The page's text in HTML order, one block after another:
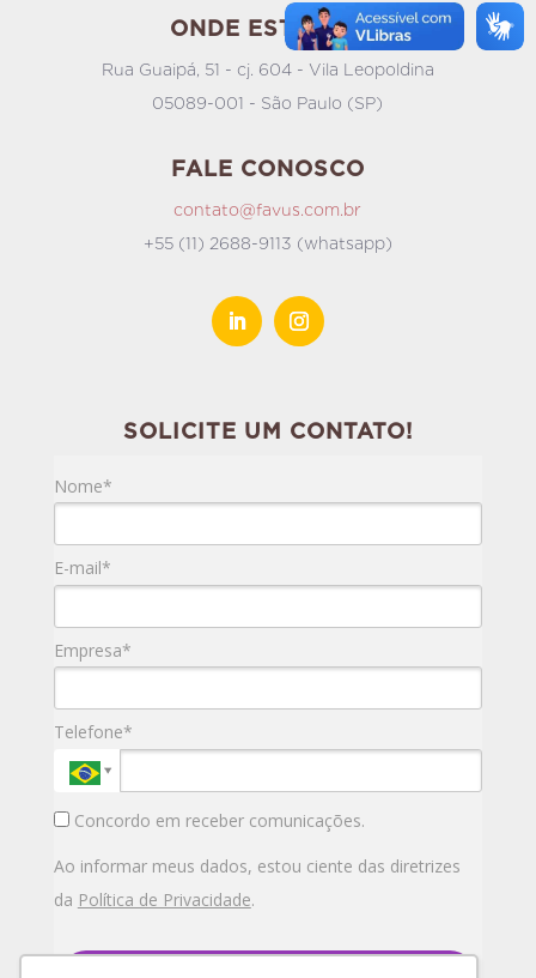
ONDE ESTAMOS
Rua Guaipá, 51 - cj. 604 - Vila Leopoldina
05089-001 - São Paulo (SP)
FALE CONOSCO
contato@favus.com.br
+55 (11) 2688-9113 (whatsapp)
SOLICITE UM CONTATO!
Nome*
E-mail*
Empresa*
Telefone*
Concordo em receber comunicações.
Ao informar meus dados, estou ciente das diretrizes
da Política de Privacidade.